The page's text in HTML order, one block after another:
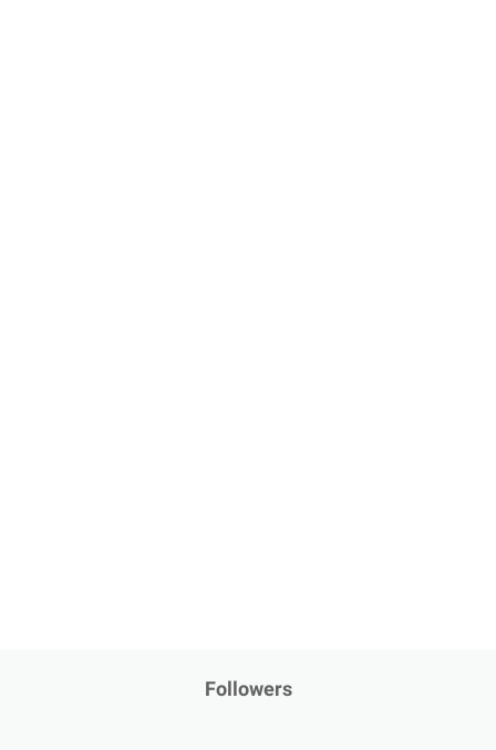
Followers